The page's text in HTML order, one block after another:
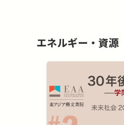
エネルギー・資源